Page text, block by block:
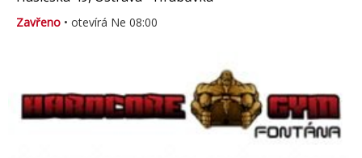
Zavřeno • otevírá Ne 08:00